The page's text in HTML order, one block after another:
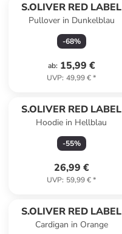
S.OLIVER RED LABEL
Pullover in Dunkelblau
-68%
ab: 15,99 €
UVP: 49,99 €*
S.OLIVER RED LABEL
Hoodie in Hellblau
-55%
26,99 €
UVP: 59,99 €*
S.OLIVER RED LABEL
Cardigan in Orange